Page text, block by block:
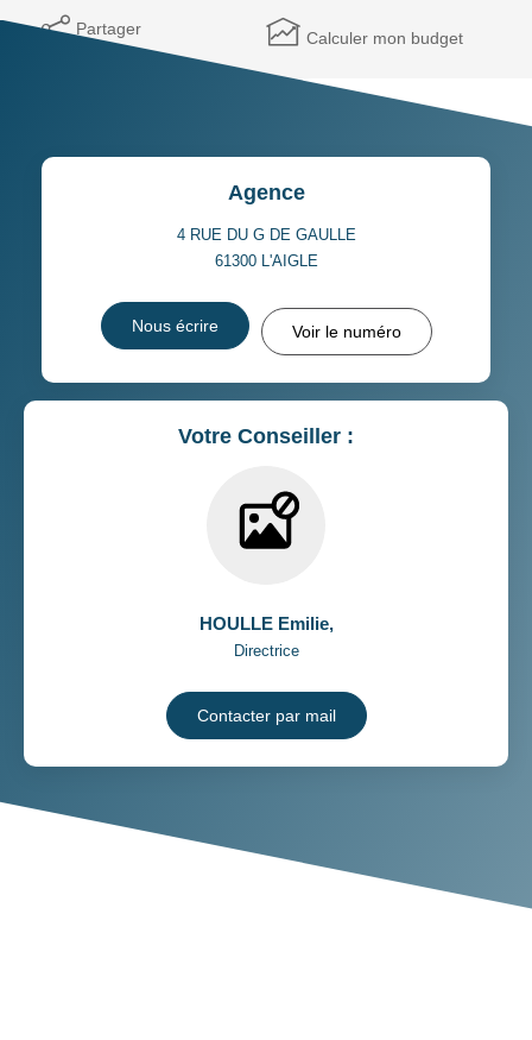
Partager Calculer mon budget
Agence
4 RUE DU G DE GAULLE
61300 L'AIGLE
Nous écrire Voir le numéro
Votre Conseiller :
HOULLE Emilie,
Directrice
Contacter par mail